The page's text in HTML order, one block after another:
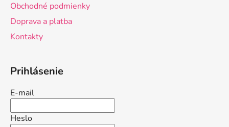
Obchodné podmienky
Doprava a platba
Kontakty
Prihlásenie
E-mail
Heslo